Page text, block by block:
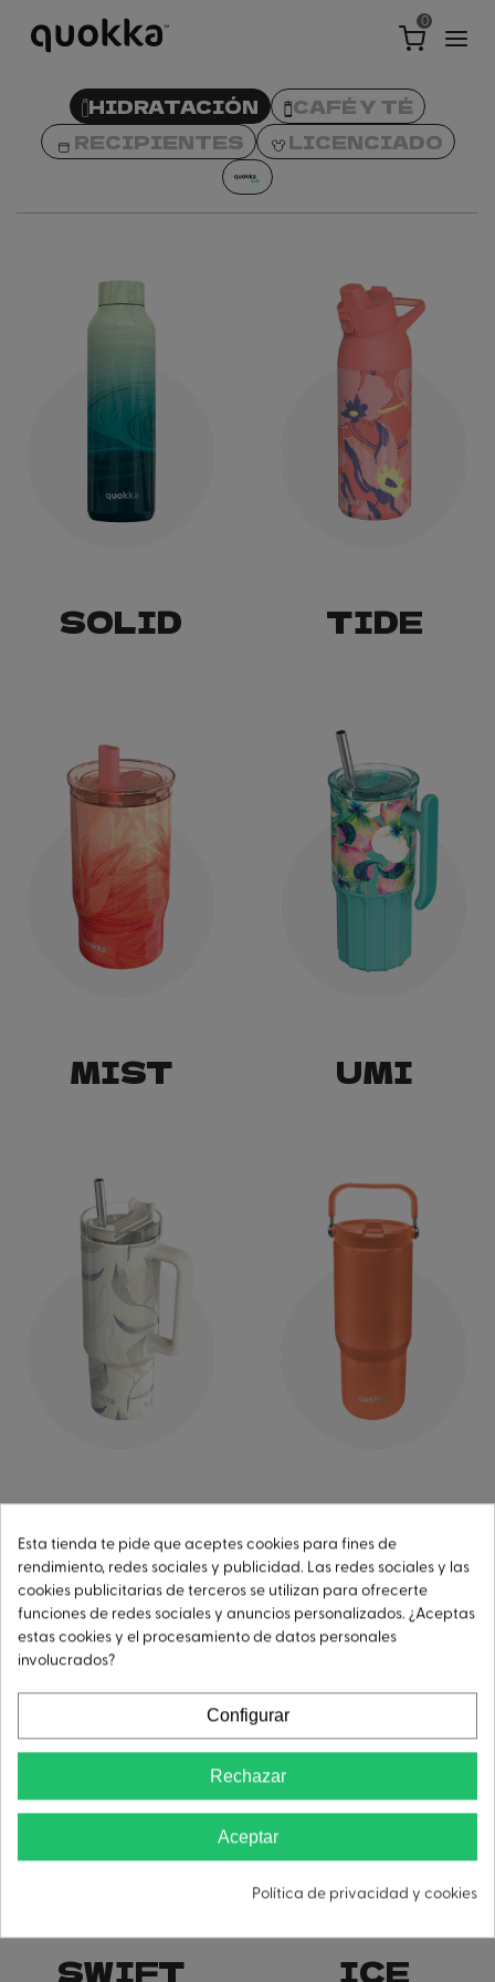
0
HIDRATACIÓN
CAFÉ Y TÉ
RECIPIENTES
LICENCIADO
SOLID TIDE
MIST UMI
SWIFT ICE
Esta tienda te pide que aceptes cookies para fines de
rendimiento, redes sociales y publicidad. Las redes sociales y las
cookies publicitarias de terceros se utilizan para ofrecerte
funciones de redes sociales y anuncios personalizados. ¿Aceptas
estas cookies y el procesamiento de datos personales
involucrados?
Configurar
Rechazar
Aceptar
Política de privacidad y cookies